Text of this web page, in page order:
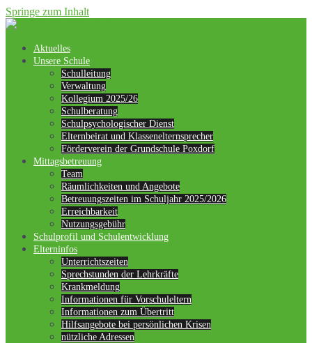
Springe zum Inhalt
Aktuelles
Unsere Schule
Schulleitung
Verwaltung
Kollegium 2025/26
Schulberatung
Schulpsychologischer Dienst
Elternbeirat und Klassenelternsprecher
Förderverein der Grundschule Poxdorf
Mittagsbetreuung
Team
Räumlichkeiten und Angebote
Betreuungszeiten im Schuljahr 2025/2026
Erreichbarkeit
Nutzungsgebühr
Schulprofil und Schulentwicklung
Elterninfos
Unterrichtszeiten
Sprechstunden der Lehrkräfte
Krankmeldung
Informationen für Vorschuleltern
Informationen zum Übertritt
Hilfsangebote bei persönlichen Krisen
nützliche Adressen